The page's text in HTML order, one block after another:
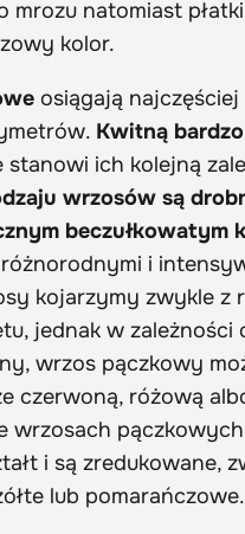
mrozu natomiast płatki
kolor.
osiągają
Kwitną
ich kolejną
wrzosów są
beczułkowatym
i
kojarzymy zwykle z
jednak w zależności
wrzos pączkowy
czerwoną, różową
wrzosach
i są zredukowane,
lub pomarańczowe.